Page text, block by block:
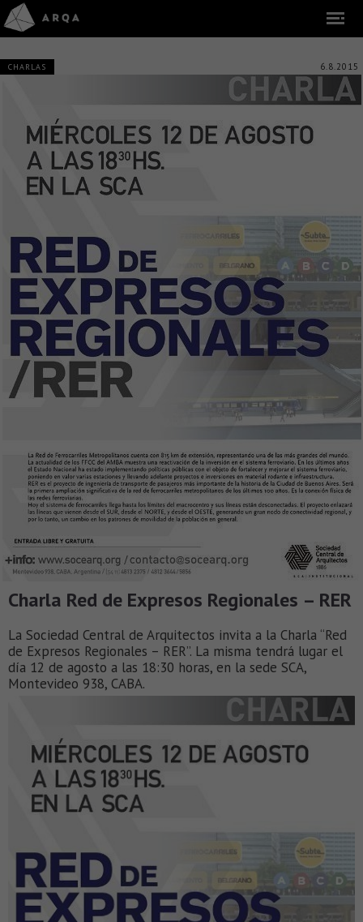
CHARLAS 6.8.2015
Charla Red de Expresos Regionales – RER
La Sociedad Central de Arquitectos invita a la Charla “Red
de Expresos Regionales – RER”. La misma tendrá lugar el
día 12 de agosto a las 18:30 horas, en la sede SCA,
Montevideo 938, CABA.